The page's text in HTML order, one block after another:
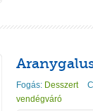
Fogás: Desszert
vendégváró